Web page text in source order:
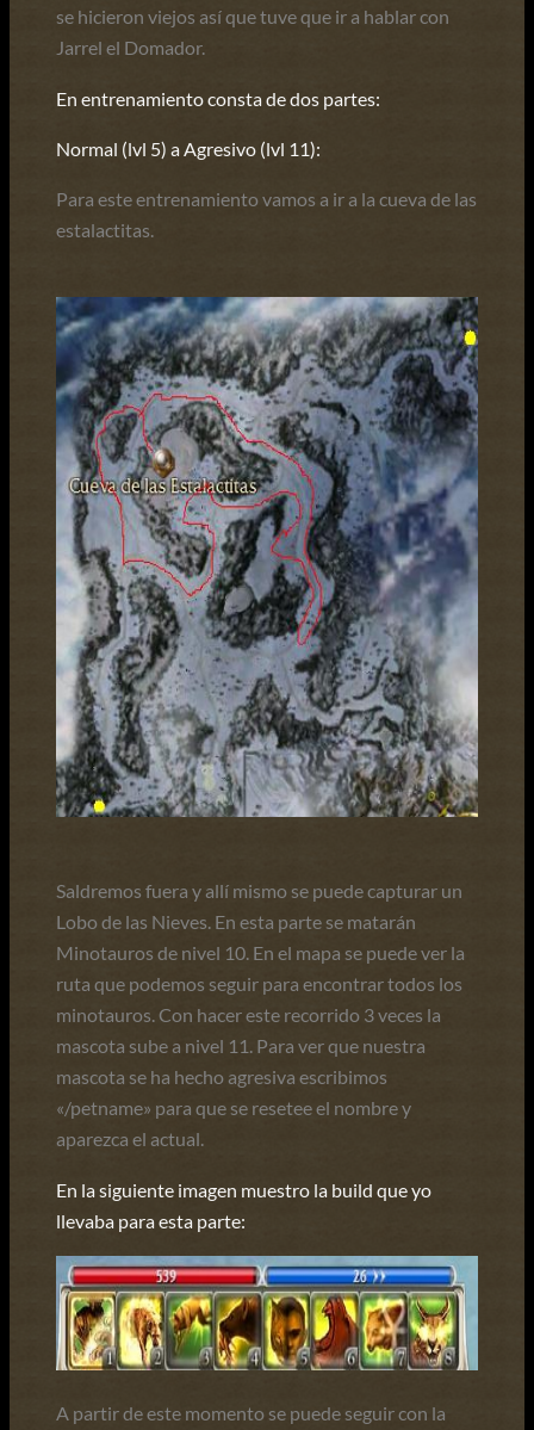
se hicieron viejos así que tuve que ir a hablar con
Jarrel el Domador.
En entrenamiento consta de dos partes:
Normal (lvl 5) a Agresivo (lvl 11):
Para este entrenamiento vamos a ir a la cueva de las
estalactitas.
Saldremos fuera y allí mismo se puede capturar un
Lobo de las Nieves. En esta parte se matarán
Minotauros de nivel 10. En el mapa se puede ver la
ruta que podemos seguir para encontrar todos los
minotauros. Con hacer este recorrido 3 veces la
mascota sube a nivel 11. Para ver que nuestra
mascota se ha hecho agresiva escribimos
«/petname» para que se resetee el nombre y
aparezca el actual.
En la siguiente imagen muestro la build que yo
llevaba para esta parte:
A partir de este momento se puede seguir con la